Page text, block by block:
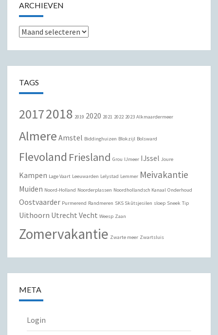
ARCHIEVEN
Archieven
TAGS
20172018 2019 2020 2021 2022 2023 Alkmaardermeer
Almere Amstel Biddinghuizen Blokzijl Bolsward
Flevoland Friesland Grou IJmeer IJssel Joure
Kampen Lage Vaart Leeuwarden Lelystad Lemmer Meivakantie
Muiden Noord-Holland Noorderplassen Noordhollandsch Kanaal Onderhoud
Oostvaarder Purmerend Randmeren SKS Skûtsjesilen sloep Sneek Tip
Uithoorn Utrecht Vecht Weesp Zaan
Zomervakantie Zwarte meer Zwartsluis
META
Login